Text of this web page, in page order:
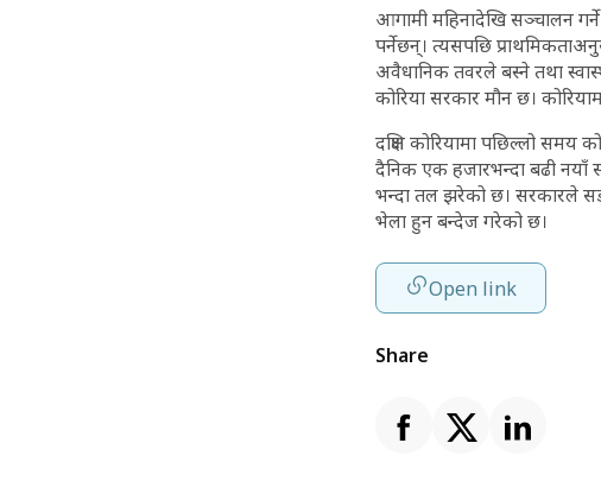
आगामी महिनादेखि सञ्चालन
पर्नेछन्। त्यसपछि
अवैधानिक तवरले बस्ने तथा
कोरिया सरकार मौन छ।
दक्षिण कोरियामा पछिल्लो समय
दैनिक एक हजारभन्दा बढी नयाँ
भन्दा तल झरेको छ। सरकारले
भेला हुन बन्देज गरेको छ।
Open link
Share